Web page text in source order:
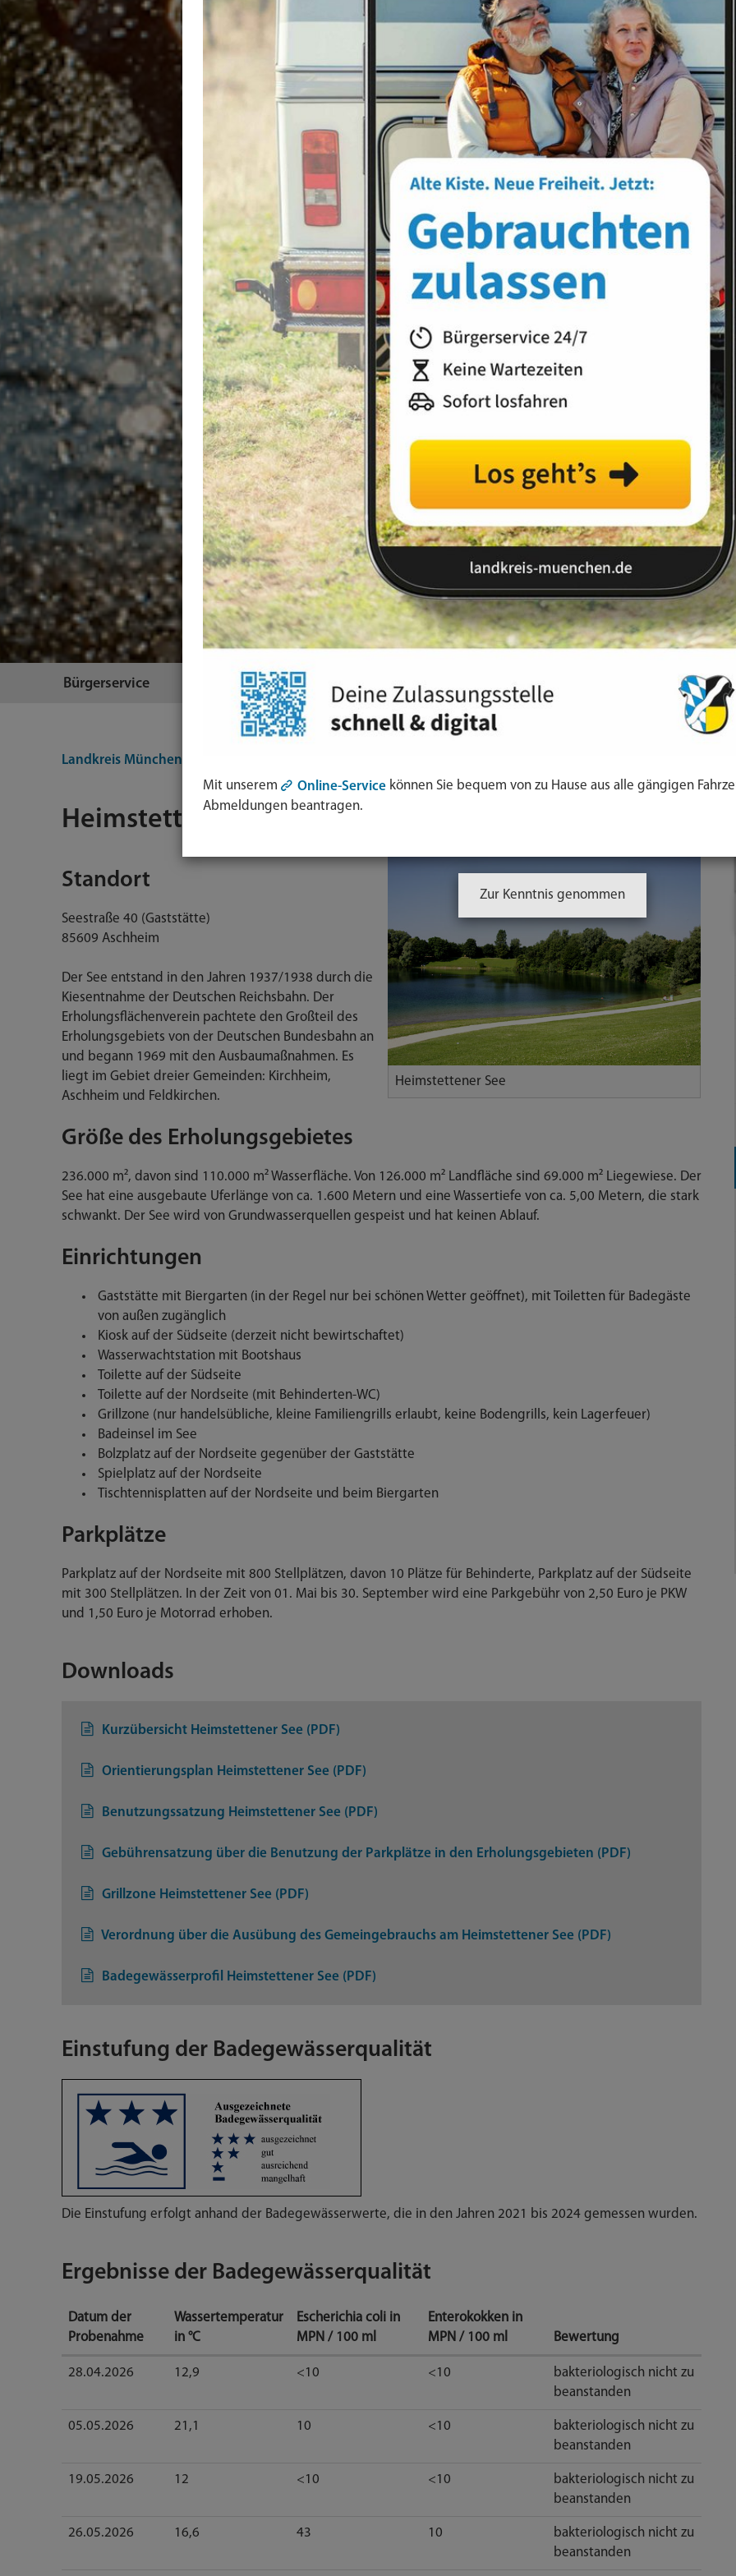
Bürgerservice Themen Landkreis
Landkreis München
Heimstettener See (EU-Badesee)
Heimstettener See
Standort
Seestraße 40 (Gaststätte)
85609 Aschheim
Der See entstand in den Jahren 1937/1938 durch die
Kiesentnahme der Deutschen Reichsbahn. Der
Erholungsflächenverein pachtete den Großteil des
Erholungsgebiets von der Deutschen Bundesbahn an
und begann 1969 mit den Ausbaumaßnahmen. Es
liegt im Gebiet dreier Gemeinden: Kirchheim,
Aschheim und Feldkirchen.
Größe des Erholungsgebietes
236.000 m², davon sind 110.000 m² Wasserfläche. Von 126.000 m² Landfläche sind 69.000 m² Liegewiese. Der
See hat eine ausgebaute Uferlänge von ca. 1.600 Metern und eine Wassertiefe von ca. 5,00 Metern, die stark
schwankt. Der See wird von Grundwasserquellen gespeist und hat keinen Ablauf.
Einrichtungen
Gaststätte mit Biergarten (in der Regel nur bei schönen Wetter geöffnet), mit Toiletten für Badegäste
von außen zugänglich
Kiosk auf der Südseite (derzeit nicht bewirtschaftet)
Wasserwachtstation mit Bootshaus
Toilette auf der Südseite
Toilette auf der Nordseite (mit Behinderten-WC)
Grillzone (nur handelsübliche, kleine Familiengrills erlaubt, keine Bodengrills, kein Lagerfeuer)
Badeinsel im See
Bolzplatz auf der Nordseite gegenüber der Gaststätte
Spielplatz auf der Nordseite
Tischtennisplatten auf der Nordseite und beim Biergarten
Parkplätze
Parkplatz auf der Nordseite mit 800 Stellplätzen, davon 10 Plätze für Behinderte, Parkplatz auf der Südseite
mit 300 Stellplätzen. In der Zeit von 01. Mai bis 30. September wird eine Parkgebühr von 2,50 Euro je PKW
und 1,50 Euro je Motorrad erhoben.
Downloads
Kurzübersicht Heimstettener See (PDF)
Orientierungsplan Heimstettener See (PDF)
Benutzungssatzung Heimstettener See (PDF)
Gebührensatzung über die Benutzung der Parkplätze in den Erholungsgebieten (PDF)
Grillzone Heimstettener See (PDF)
Verordnung über die Ausübung des Gemeingebrauchs am Heimstettener See (PDF)
Badegewässerprofil Heimstettener See (PDF)
Einstufung der Badegewässerqualität
Die Einstufung erfolgt anhand der Badegewässerwerte, die in den Jahren 2021 bis 2024 gemessen wurden.
Ergebnisse der Badegewässerqualität
Ergebnisse
für
See
Datum der
Probenahme
Wassertemperatur
in °C
Escherichia coli in
MPN / 100 ml
Enterokokken in
MPN / 100 ml
Bewertung
28.04.2026 12,9 <10 <10
bakteriologisch nicht zu
beanstanden
05.05.2026 21,1 10 <10
bakteriologisch nicht zu
beanstanden
19.05.2026 12 <10 <10
bakteriologisch nicht zu
beanstanden
26.05.2026 16,6 43 10
bakteriologisch nicht zu
beanstanden
Mit unserem Online-Service können Sie bequem von zu Hause aus alle gängigen
Abmeldungen beantragen.
Zur Kenntnis genommen